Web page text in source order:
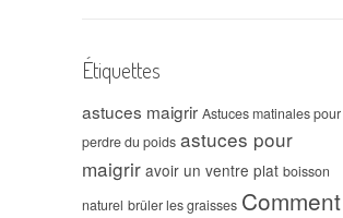
Étiquettes
astuces maigrir Astuces matinales pour
perdre du poids astuces pour
maigrir avoir un ventre plat boisson
naturel brûler les graisses Comment